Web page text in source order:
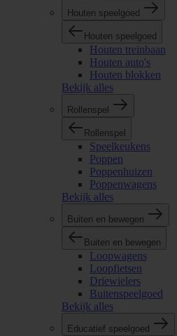
Houten speelgoed
Houten speelgoed
Houten treinbaan
Houten auto's
Houten blokken
Bekijk alles
Rollenspel
Rollenspel
Speelkeukens
Poppen
Poppenhuizen
Poppenwagens
Bekijk alles
Buiten en bewegen
Buiten en bewegen
Loopwagens
Loopfietsen
Driewielers
Buitenspeelgoed
Bekijk alles
Educatief speelgoed